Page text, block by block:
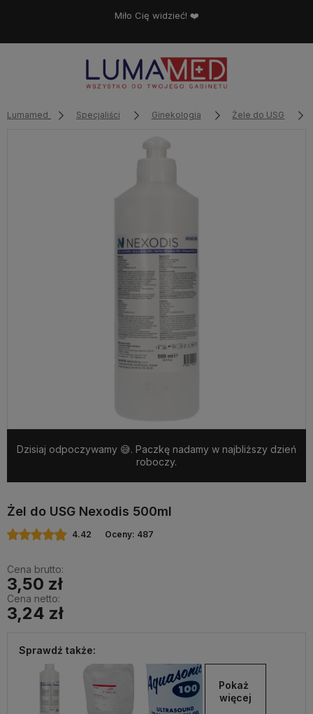
Miło Cię widzieć! ❤️
Lumamed Specjaliści Ginekologia Żele do USG
Dzisiaj odpoczywamy 😅. Paczkę nadamy w najbliższy dzień
roboczy.
Żel do USG Nexodis 500ml
4.42 Oceny: 487
Cena brutto:
3,50 zł
Cena netto:
3,24 zł
Sprawdź także:
Pokaż
więcej